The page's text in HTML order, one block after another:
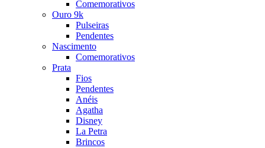
Comemorativos
Ouro 9k
Pulseiras
Pendentes
Nascimento
Comemorativos
Prata
Fios
Pendentes
Anéis
Agatha
Disney
La Petra
Brincos